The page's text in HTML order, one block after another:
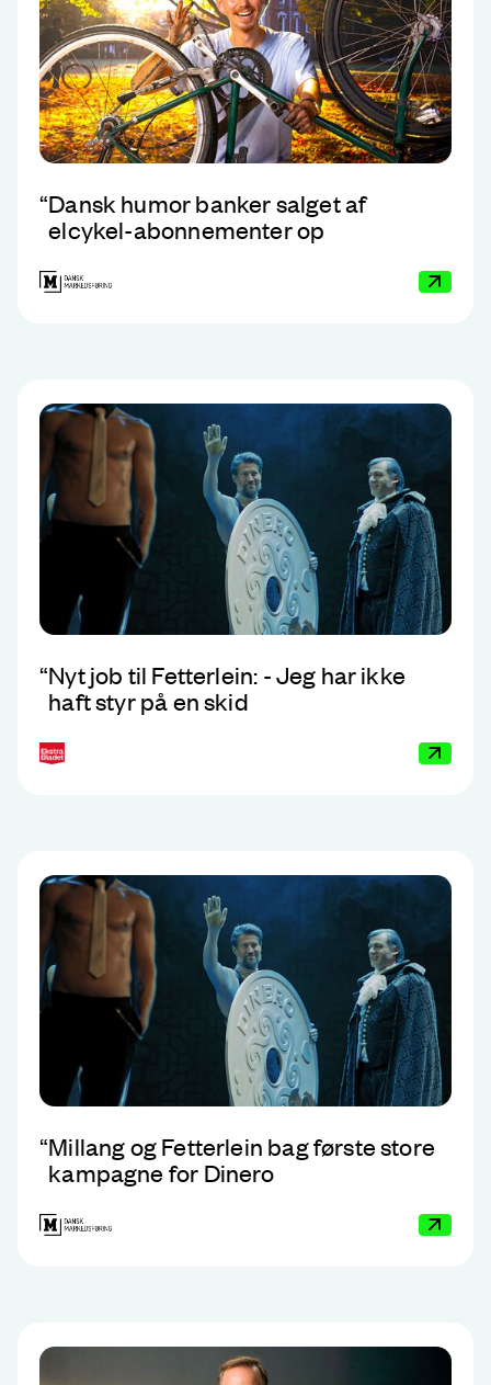
“Dansk humor banker salget af
elcykel-abonnementer op
“Nyt job til Fetterlein: - Jeg har ikke
haft styr på en skid
“Millang og Fetterlein bag første store
kampagne for Dinero